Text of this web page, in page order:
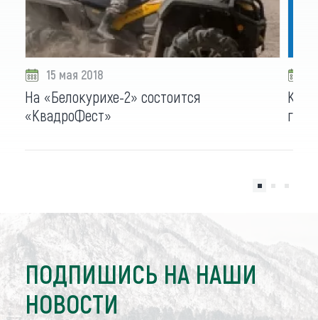
15 мая 2018
На «Белокурихе-2» состоится
«КвадроФест»
ПОДПИШИСЬ НА НАШИ
НОВОСТИ